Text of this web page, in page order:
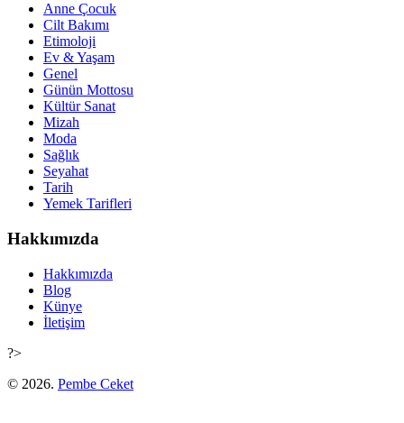
Anne Çocuk
Cilt Bakımı
Etimoloji
Ev & Yaşam
Genel
Günün Mottosu
Kültür Sanat
Mizah
Moda
Sağlık
Seyahat
Tarih
Yemek Tarifleri
Hakkımızda
Hakkımızda
Blog
Künye
İletişim
?>
© 2026. Pembe Ceket